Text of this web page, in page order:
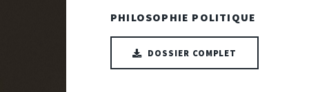
PHILOSOPHIE POLITIQUE
DOSSIER COMPLET